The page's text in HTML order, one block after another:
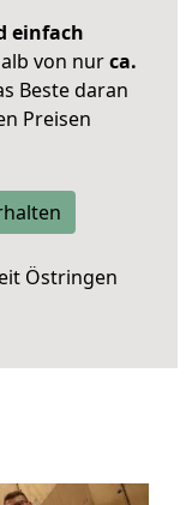
einfach
von nurca.
Beste daran
Preisen